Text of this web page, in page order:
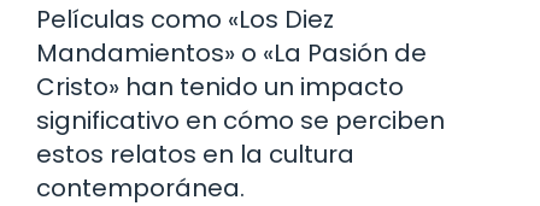
Películas como «Los Diez
Mandamientos» o «La Pasión de
Cristo» han tenido un impacto
significativo en cómo se perciben
estos relatos en la cultura
contemporánea.